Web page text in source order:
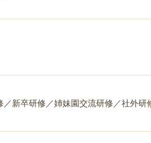
新卒研修／姉妹園交流研修／社外